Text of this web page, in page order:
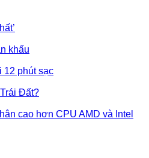
khấu
12 phút sạc
Đất?
cao hơn CPU AMD và Intel